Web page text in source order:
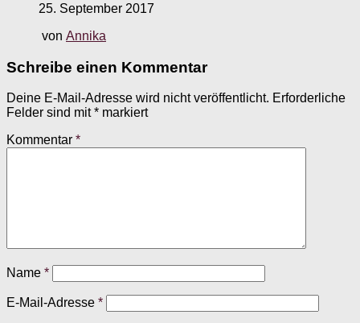
25. September 2017
von Annika
Schreibe einen Kommentar
Deine E-Mail-Adresse wird nicht veröffentlicht. Erforderliche
Felder sind mit* markiert
Kommentar *
Name *
E-Mail-Adresse *